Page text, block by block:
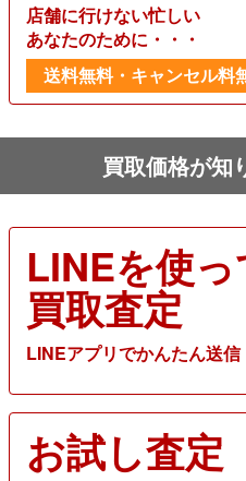
店舗に行けない忙しい
あなたのために・・・
送料無料・キャンセル料
買取価格が知
LINEを使っ
買取査定
LINEアプリでかんたん送信
お試し査定